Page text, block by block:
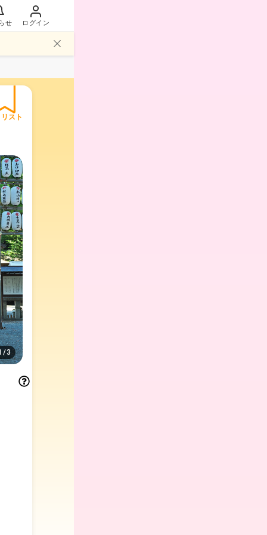
せ ログイン
スト
/3